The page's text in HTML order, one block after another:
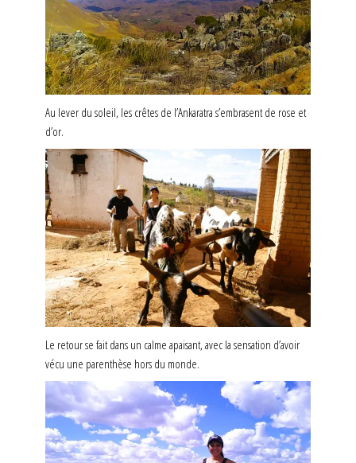
Au lever du soleil, les crêtes de l’Ankaratra s’embrasent de rose et
d’or.
Le retour se fait dans un calme apaisant, avec la sensation d’avoir
vécu une parenthèse hors du monde.